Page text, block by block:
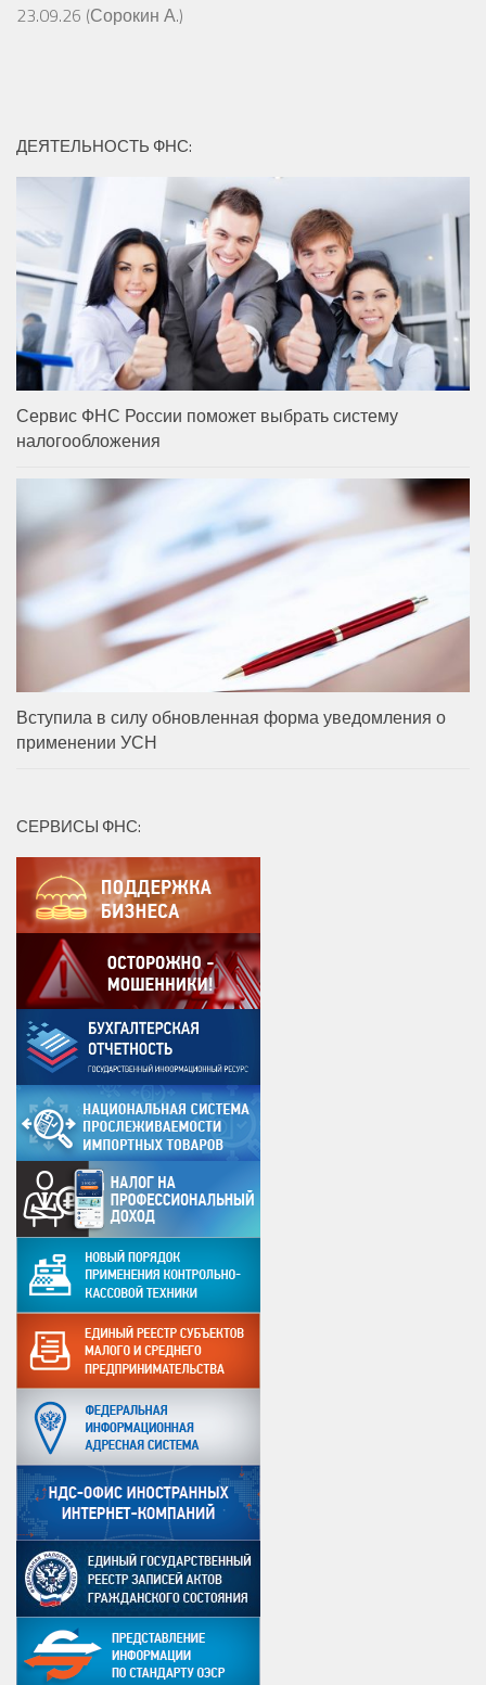
23.09.26 (Сорокин А.)
ДЕЯТЕЛЬНОСТЬ ФНС:
Сервис ФНС России поможет выбрать систему
налогообложения
Вступила в силу обновленная форма уведомления о
применении УСН
СЕРВИСЫ ФНС: